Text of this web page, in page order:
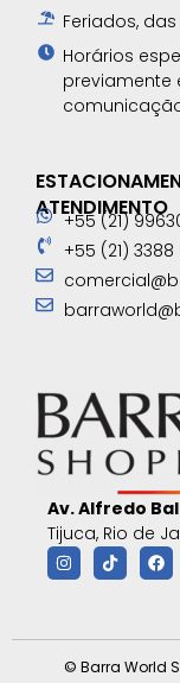
Feriados, das
Horários
previamente
ATENDIMENTO
+55 (21)
+55 (21) 3388
Av. Alfredo
Tijuca, Rio de
© Barra World